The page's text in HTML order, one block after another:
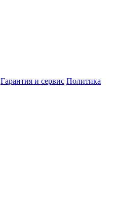
Гарантия и сервис Политика